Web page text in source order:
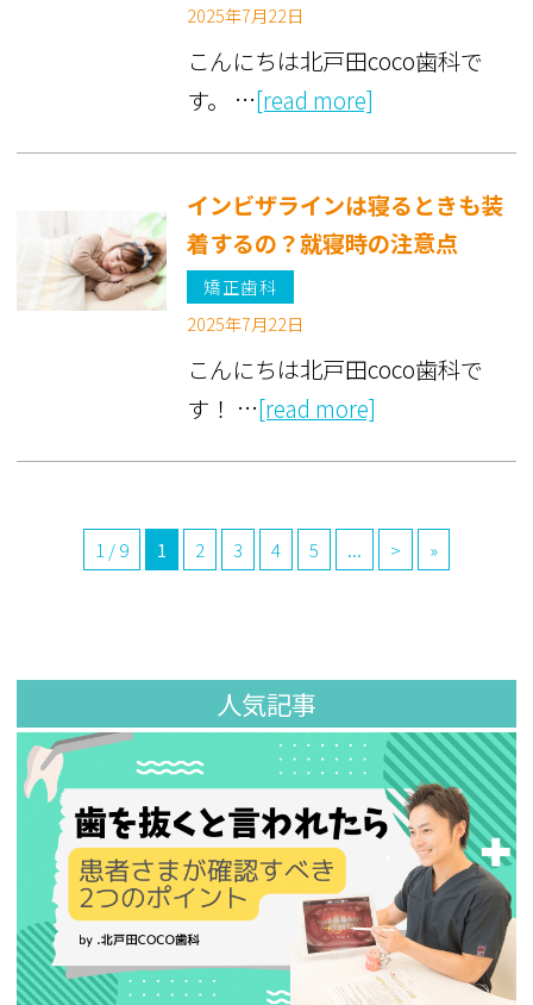
2025年7月22日
こんにちは北戸田coco歯科で
す。 …[read more]
インビザラインは寝るときも装
着するの？就寝時の注意点
矯正歯科
2025年7月22日
こんにちは北戸田coco歯科で
す！ …[read more]
1 / 9 1 2 3 4 5 ... > »
人気記事